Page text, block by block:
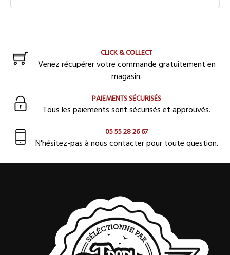
CLICK & COLLECT
Venez récupérer votre commande gratuitement en
magasin.
PAIEMENTS SÉCURISÉS
Tous les paiements sont sécurisés et approuvés.
05 55 28 26 67
N'hésitez-pas à nous contacter pour toute question.